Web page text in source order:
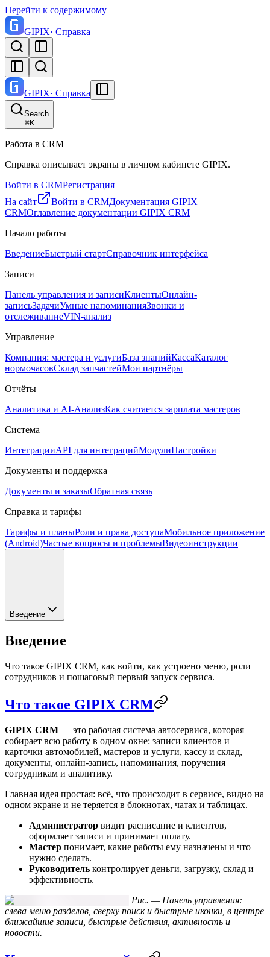
Перейти к содержимому
GIPIX· Справка
GIPIX· Справка
Search
⌘K
Работа в CRM
Справка описывает экраны в личном кабинете GIPIX.
Войти в CRMРегистрация
На сайт
Войти в CRMДокументация GIPIX
CRMОглавление документации GIPIX CRM
Начало работы
ВведениеБыстрый стартСправочник интерфейса
Записи
Панель управления и записиКлиентыОнлайн-
записьЗадачиУмные напоминанияЗвонки и
отслеживаниеVIN-анализ
Управление
Компания: мастера и услугиБаза знанийКассаКаталог
нормочасовСклад запчастейМои партнёры
Отчёты
Аналитика и AI-АнализКак считается зарплата мастеров
Система
ИнтеграцииAPI для интеграцийМодулиНастройки
Документы и поддержка
Документы и заказыОбратная связь
Справка и тарифы
Тарифы и планыРоли и права доступаМобильное приложение
(Android)Частые вопросы и проблемыВидеоинструкции
Введение
Введение
Что такое GIPIX CRM, как войти, как устроено меню, роли
сотрудников и пошаговый первый запуск сервиса.
Что такое GIPIX CRM
GIPIX CRM — это рабочая система автосервиса, которая
собирает всю работу в одном окне: записи клиентов и
карточки автомобилей, мастеров и услуги, кассу и склад,
документы, онлайн-запись, напоминания, поручения
сотрудникам и аналитику.
Главная идея простая: всё, что происходит в сервисе, видно на
одном экране и не теряется в блокнотах, чатах и таблицах.
Администратор видит расписание и клиентов,
оформляет записи и принимает оплату.
Мастер понимает, какие работы ему назначены и что
нужно сделать.
Руководитель контролирует деньги, загрузку, склад и
эффективность.
Рис. — Панель управления:
слева меню разделов, сверху поиск и быстрые иконки, в центре
ближайшие записи, быстрые действия, активность и
новости.